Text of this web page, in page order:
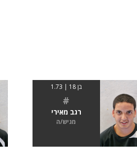
בן 18 | 1.73
#
רגב מאירי
מגיש/ה